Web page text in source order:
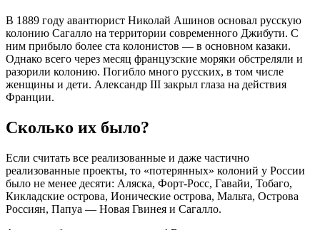
В 1889 году авантюрист Николай Ашинов основал русскую
колонию Сагалло на территории современного Джибути. С
ним прибыло более ста колонистов — в основном казаки.
Однако всего через месяц французские моряки обстреляли и
разорили колонию. Погибло много русских, в том числе
женщины и дети. Александр III закрыл глаза на действия
Франции.
Сколько их было?
Если считать все реализованные и даже частично
реализованные проекты, то «потерянных» колоний у России
было не менее десяти: Аляска, Форт-Росс, Гавайи, Тобаго,
Кикладские острова, Ионические острова, Мальта, Острова
Россиян, Папуа — Новая Гвинея и Сагалло.